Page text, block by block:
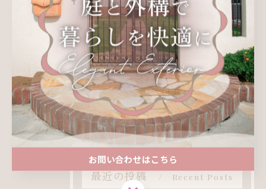
おしゃれ
キャンペーン
ビフォーアフター
ブログ
新着情報
施工事例
最近の投稿 Recent Posts
お問い合わせはこちら